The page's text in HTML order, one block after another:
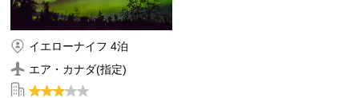
イエローナイフ 4泊
エア・カナダ(指定)